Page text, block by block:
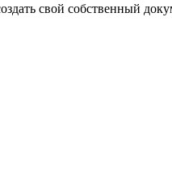
свой собственный